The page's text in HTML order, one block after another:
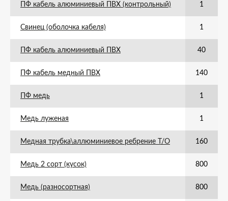
ПФ кабель алюминиевый ПВХ (контрольный) 1
Свинец (оболочка кабеля) 1
ПФ кабель алюминиевый ПВХ 40
ПФ кабель медный ПВХ 140
ПФ медь 1
Медь луженая 1
Медная трубка\аллюминиевое ребрение Т/О 160
Медь 2 сорт (кусок) 800
Медь (разносортная) 800